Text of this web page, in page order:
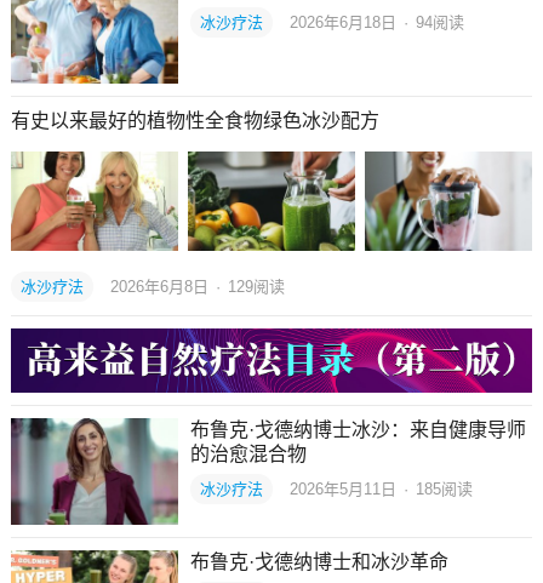
冰沙疗法 2026年6月18日 · 94阅读
有史以来最好的植物性全食物绿色冰沙配方
冰沙疗法 2026年6月8日 · 129阅读
布鲁克·戈德纳博士冰沙：来自健康导师
的治愈混合物
冰沙疗法 2026年5月11日 · 185阅读
布鲁克·戈德纳博士和冰沙革命